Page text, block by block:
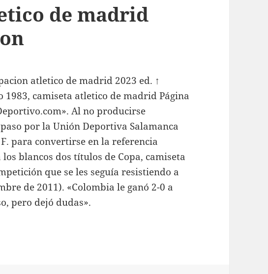
de madrid
atletico de madrid 2023 ed. ↑
1983, camiseta atletico de madrid Página
Al no producirse
por la Unión Deportiva Salamanca
para convertirse en la referencia
blancos dos títulos de Copa, camiseta
que se les seguía resistiendo a
de 2011). «Colombia le ganó 2-0 a
pero dejó dudas».